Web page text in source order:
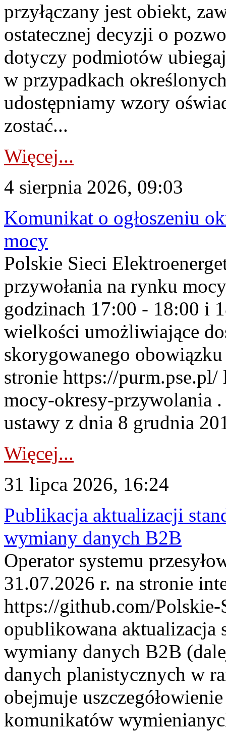
przyłączany jest obiekt,
ostatecznej decyzji o
dotyczy podmiotów
w przypadkach
udostępniamy wzory
zostać...
Więcej...
4 sierpnia 2026, 09:03
Komunikat o ogłoszeniu
mocy
Polskie Sieci
przywołania na rynku
godzinach 17:00 - 18:00 i
wielkości umożliwiające
skorygowanego
stronie https://
mocy-okresy-przywolania
ustawy z dnia 8 grudnia
Więcej...
31 lipca 2026, 16:24
Publikacja aktualizacji
wymiany danych B2B
Operator systemu
31.07.2026 r. na stronie
https://github.com/Polskie-
opublikowana aktualizacja
wymiany danych B2B
danych planistycznych w
obejmuje
komunikatów